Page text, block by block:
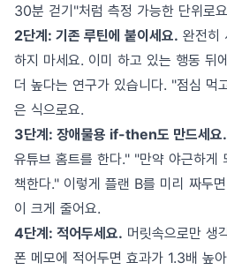
30분 걷기"처럼 측정 가능한 단위로
2단계: 기존 루틴에 붙이세요. 완전히
하지 마세요. 이미 하고 있는 행동 뒤
더 높다는 연구가 있습니다. "점심 먹
은 식으로요.
3단계: 장애물용 if-then도 만드세요.
유튜브 홈트를 한다." "만약 야근하게
책한다." 이렇게 플랜 B를 미리 짜두
이 크게 줄어요.
4단계: 적어두세요. 머릿속으로만 생
폰 메모에 적어두면 효과가 1.3배 높